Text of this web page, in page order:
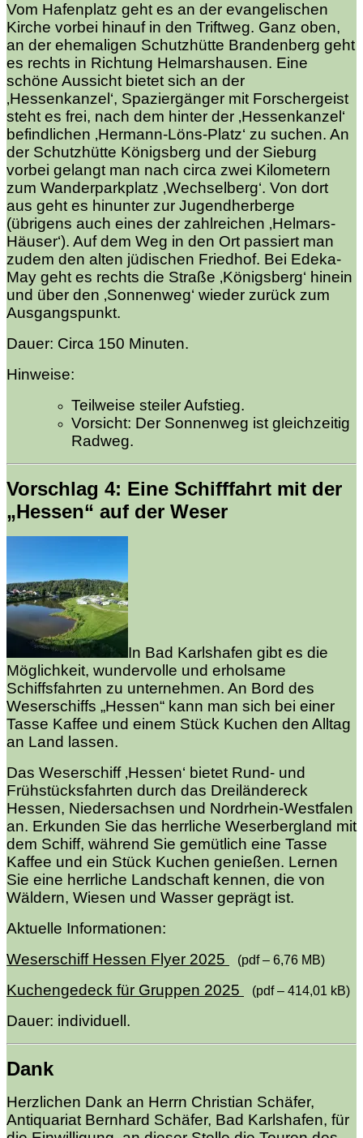
Vom Hafenplatz geht es an der evangelischen
Kirche vorbei hinauf in den Triftweg. Ganz oben,
an der ehemaligen Schutzhütte Brandenberg geht
es rechts in Richtung Helmarshausen. Eine
schöne Aussicht bietet sich an der
‚Hessenkanzel‘, Spaziergänger mit Forschergeist
steht es frei, nach dem hinter der ‚Hessenkanzel‘
befindlichen ‚Hermann-Löns-Platz‘ zu suchen. An
der Schutzhütte Königsberg und der Sieburg
vorbei gelangt man nach circa zwei Kilometern
zum Wanderparkplatz ‚Wechselberg‘. Von dort
aus geht es hinunter zur Jugendherberge
(übrigens auch eines der zahlreichen ‚Helmars-
Häuser‘). Auf dem Weg in den Ort passiert man
zudem den alten jüdischen Friedhof. Bei Edeka-
May geht es rechts die Straße ‚Königsberg‘ hinein
und über den ‚Sonnenweg‘ wieder zurück zum
Ausgangspunkt.
Dauer: Circa 150 Minuten.
Hinweise:
Teilweise steiler Aufstieg.
Vorsicht: Der Sonnenweg ist gleichzeitig
Radweg.
Vorschlag 4: Eine Schifffahrt mit der
„Hessen“ auf der Weser
In Bad Karlshafen gibt es die
Möglichkeit, wundervolle und erholsame
Schiffsfahrten zu unternehmen. An Bord des
Weserschiffs „Hessen“ kann man sich bei einer
Tasse Kaffee und einem Stück Kuchen den Alltag
an Land lassen.
Das Weserschiff ‚Hessen‘ bietet Rund- und
Frühstücksfahrten durch das Drei­ländereck
Hessen, Niedersachsen und Nordrhein-Westfalen
an. Erkunden Sie das herrliche Weserbergland mit
dem Schiff, während Sie gemütlich eine Tasse
Kaffee und ein Stück Kuchen genießen. Lernen
Sie eine herrliche Landschaft kennen, die von
Wäldern, Wiesen und Wasser geprägt ist.
Aktuelle Informationen:
Weserschiff Hessen Flyer 2025
(pdf – 6,76 MB)
Kuchengedeck für Gruppen 2025 (pdf – 414,01 kB)
Dauer: individuell.
Dank
Herzlichen Dank an Herrn Christian Schäfer,
Antiquariat Bernhard Schäfer, Bad Karlshafen, für